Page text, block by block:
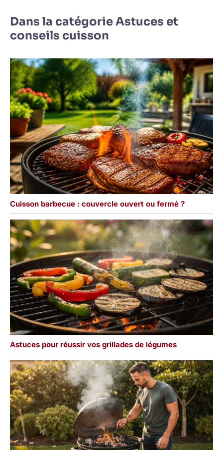
Dans la catégorie Astuces et
conseils cuisson
Cuisson barbecue : couvercle ouvert ou fermé ?
Astuces pour réussir vos grillades de légumes